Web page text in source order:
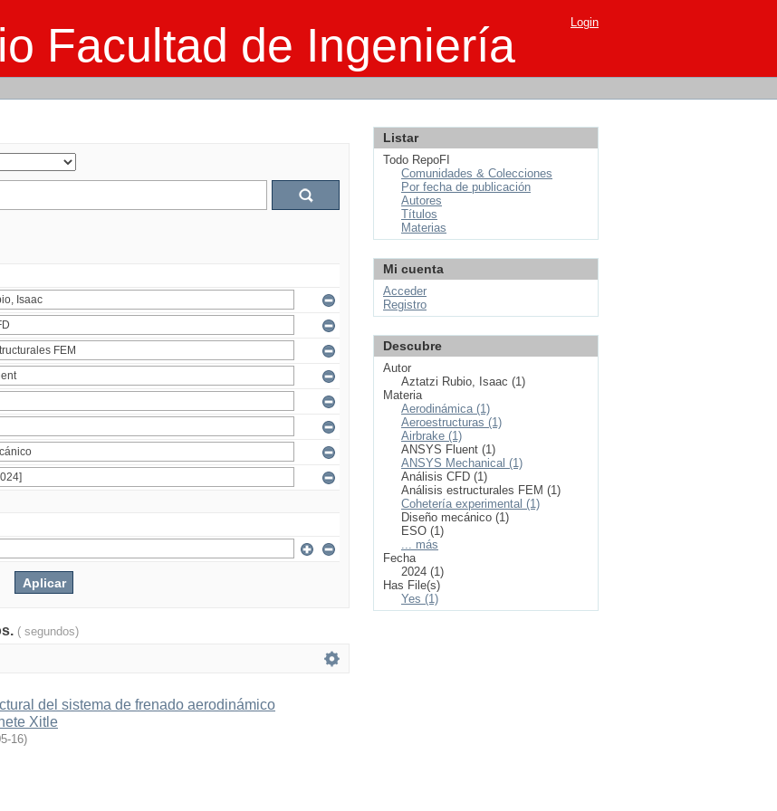
Facultad de Ingeniería Login
( segundos)
del sistema de frenado aerodinámico
Xitle
16)
Listar
Todo RepoFI
Comunidades & Colecciones
Por fecha de publicación
Autores
Títulos
Materias
Mi cuenta
Acceder
Registro
Descubre
Autor
Aztatzi Rubio, Isaac (1)
Materia
Aerodinámica (1)
Aeroestructuras (1)
Airbrake (1)
ANSYS Fluent (1)
ANSYS Mechanical (1)
Análisis CFD (1)
Análisis estructurales FEM (1)
Cohetería experimental (1)
Diseño mecánico (1)
ESO (1)
... más
Fecha
2024 (1)
Has File(s)
Yes (1)